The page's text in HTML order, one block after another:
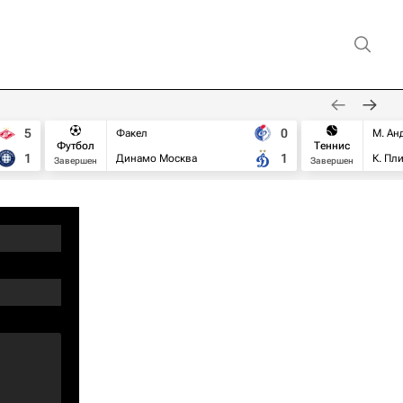
5
1
Футбол
Завершен
Факел
Динамо Москва
0
1
Теннис
Завершен
М.
К.